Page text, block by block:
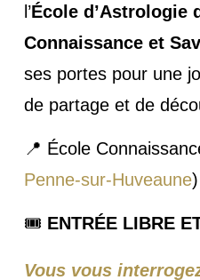
l’École d’Astrologie
Connaissance et
ses portes pour une
de partage et de
📍 École
Penne-sur-Huveaune)
🎟️ ENTRÉE LIBRE
Vous vous